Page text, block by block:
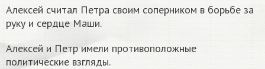
Алексей считал Петра своим соперником в борьбе за
руку и сердце Маши.
Алексей и Петр имели противоположные
политические взгляды.